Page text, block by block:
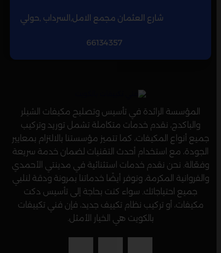
شارع العثمان مجمع الامل,السرداب ,حولي
66134357
المؤسسة الرائدة في تأسيس وتصليح مكيفات الشيلر
والباكدج، نقدم خدمات متكاملة تشمل توريد وتركيب
جميع أنواع المكيفات، كما تتميز مؤسستنا بالالتزام بمعايير
الجودة، مع استخدام أحدث التقنيات لضمان خدمة سريعة
وفعّالة. نحن نقدم خدمات استثنائية في مدينتي الأحمدي
والفروانية المكرمة، ونوفر أيضًا خدماتنا بمرونة ودقة لنلبي
جميع احتياجاتك. سواء كنت بحاجة إلى تأسيس دكت
مكيفات، أو تركيب نظام تكييف جديد، فإن فني تكييفات
بالكويت هي الخيار الأمثل.